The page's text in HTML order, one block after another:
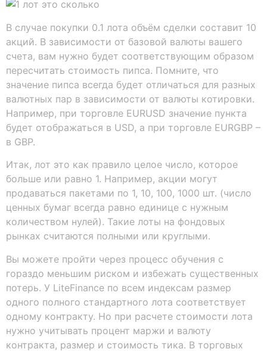
В случае покупки 0.1 лота объём сделки составит 10
акций. В зависимости от базовой валюты вашего
счета, вам нужно будет соответствующим образом
пересчитать стоимость пипса. Помните, что
значение пипса всегда будет отличаться для разных
валютных пар в зависимости от валюты котировки.
Например, при торговле EURUSD значение пункта
будет отображаться в USD, а при торговле EURGBP –
в GBP.
Итак, лот это как правило целое число, которое
больше или равно 1. Например, акции могут
продаваться пакетами по 1, 10, 100, 1000 шт. (число
ценных бумаг всегда равно единице с нужным
количеством нулей). Такие лоты на фондовых
рынках считаются полными или круглыми.
Вы можете пройти через процесс обучения с
гораздо меньшим риском и избежать существенных
потерь. У LiteFinance по всем индексам размер
одного полного стандартного лота соответствует
одному контракту. Но при расчете стоимости лота
нужно учитывать процент маржи и валюту
контракта, размер и стоимость тика. В торговых